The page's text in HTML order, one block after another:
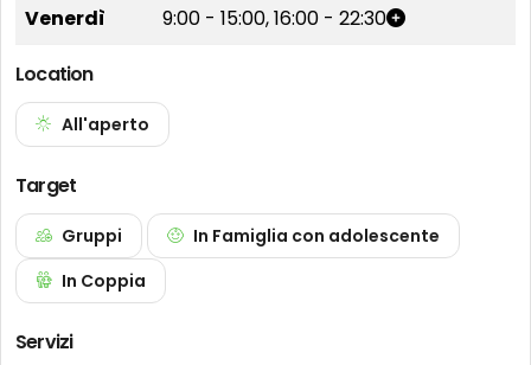
Venerdì
9:00 - 15:00,16:00 - 22:30
Location
All'aperto
Target
Gruppi
In Famiglia con adolescente
In Coppia
Servizi